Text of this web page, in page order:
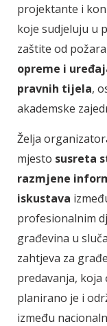
projektante i
koje sudjeluju u
zaštite od
opreme i
pravnih tijela,
akademske
Želja
mjesto susreta
razmjene
iskustava
profesionalnim
građevina u
zahtjeva za
predavanja, koja
planirano je i
između